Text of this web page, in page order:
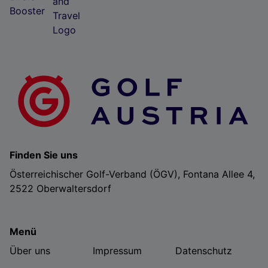
Finden Sie uns
Österreichischer Golf-Verband (ÖGV), Fontana Allee 4,
2522 Oberwaltersdorf
Menü
Über uns
Impressum Datenschutz
Folgendes bereitzustellen:
Verwendung genauer Standortdaten. Endgeräteeigenschaften zur Identifikation
aktiv abfragen. Speichern von oder Zugriff auf Informationen auf einem
Endgerät. Personalisierte Werbung und Inhalte, Messung von Werbeleistung